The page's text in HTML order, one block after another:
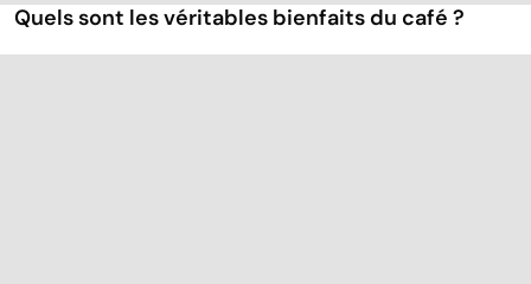
Quels sont les véritables bienfaits du café ?